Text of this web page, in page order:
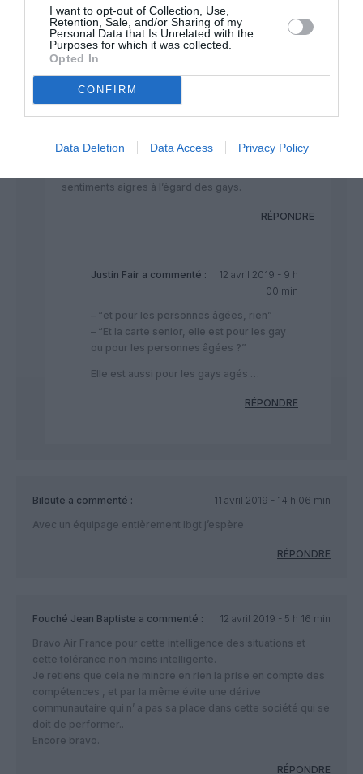
I want to opt-out of Collection, Use,
Retention, Sale, and/or Sharing of my
Personal Data that Is Unrelated with the
Purposes for which it was collected.
Opted In
CONFIRM
Data Deletion Data Access Privacy Policy
z ont qu’a rester à la maison
RÉPONDRE
Christophea commenté :
min
personnes âgées ?
sentiments aigres à l’égard des gays.
RÉPONDRE
Justin Fair a commenté :
12 avril 2019 - 9 h
00 min
– “et pour les personnes âgées, rien”
– “Et la carte senior, elle est pour les gay
ou pour les personnes âgées ?”
Elle est aussi pour les gays agés …
RÉPONDRE
Biloute a commenté :
11 avril 2019 - 14 h 06 min
Avec un équipage entièrement lbgt j’espère
RÉPONDRE
Fouché Jean Baptiste a commenté :
12 avril 2019 - 5 h 16 min
Bravo Air France pour cette intelligence des situations et
cette tolérance non moins intelligente.
Je retiens que cela ne minore en rien la prise en compte des
compétences , et par la même évite une dérive
communautaire qui n’ a pas sa place dans cette société qui se
doit de performer..
Encore bravo.
RÉPONDRE